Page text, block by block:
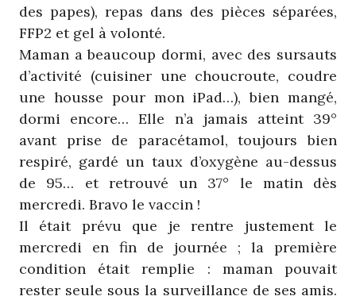
des papes), repas dans des pièces séparées,
FFP2 et gel à volonté.
Maman a beaucoup dormi, avec des sursauts
d’activité (cuisiner une choucroute, coudre
une housse pour mon iPad…), bien mangé,
dormi encore… Elle n’a jamais atteint 39°
avant prise de paracétamol, toujours bien
respiré, gardé un taux d’oxygène au-dessus
de 95… et retrouvé un 37° le matin dès
mercredi. Bravo le vaccin !
Il était prévu que je rentre justement le
mercredi en fin de journée ; la première
condition était remplie : maman pouvait
rester seule sous la surveillance de ses amis.